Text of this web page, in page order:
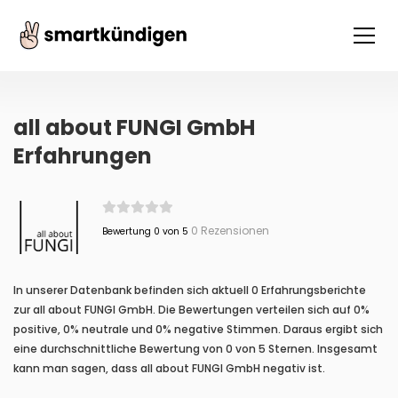
all about FUNGI GmbH
Erfahrungen
Bewertung 0 von 5 0 Rezensionen
In unserer Datenbank befinden sich aktuell 0 Erfahrungsberichte
zur all about FUNGI GmbH. Die Bewertungen verteilen sich auf 0%
positive, 0% neutrale und 0% negative Stimmen. Daraus ergibt sich
eine durchschnittliche Bewertung von 0 von 5 Sternen. Insgesamt
kann man sagen, dass all about FUNGI GmbH negativ ist.